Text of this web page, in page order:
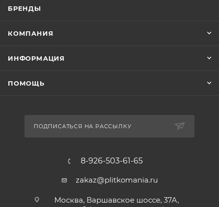
БРЕНДЫ
КОМПАНИЯ
ИНФОРМАЦИЯ
ПОМОЩЬ
ПОДПИСАТЬСЯ НА РАССЫЛКУ
8-926-503-61-65
zakaz@plitkomania.ru
Москва, Варшавское шоссе, 37А,